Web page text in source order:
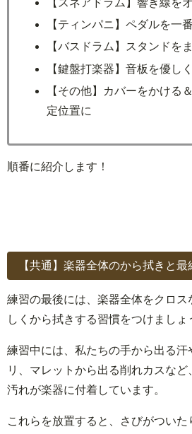
【スネアドラム】響き線を
【ティンパニ】ペダルを一
【バスドラム】スタンドを
【鍵盤打楽器】音板を優し
【その他】カバーをかける
定位置に
順番に紹介します！
【共通】楽器全体のから拭きと最
練習の最後には、楽器全体をクロ
しくから拭きする習慣をつけましょ
練習中には、私たちの手から出る汗
リ、マレットから出る削れカスな
汚れが楽器に付着しています。
これらを放置すると、さびがつい